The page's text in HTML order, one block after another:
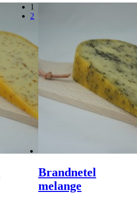
Brandnetel
melange
1
2